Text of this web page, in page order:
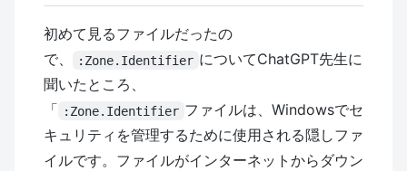
初めて見るファイルだったの
で、
:Zone.Identifier についてChatGPT先生に
聞いたところ、
「 :Zone.Identifier ファイルは、Windowsでセ
キュリティを管理するために使用される隠しファ
イルです。ファイルがインターネットからダウン